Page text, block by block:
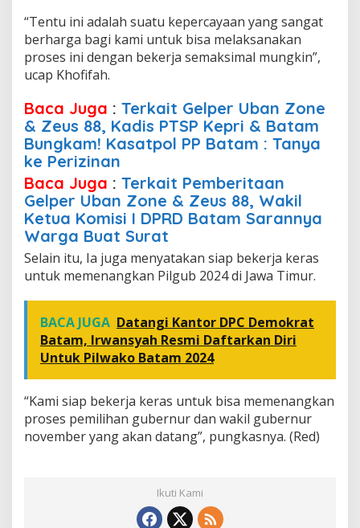
“Tentu ini adalah suatu kepercayaan yang sangat
berharga bagi kami untuk bisa melaksanakan
proses ini dengan bekerja semaksimal mungkin”,
ucap Khofifah.
Baca Juga : Terkait Gelper Uban Zone
& Zeus 88, Kadis PTSP Kepri & Batam
Bungkam! Kasatpol PP Batam : Tanya
ke Perizinan
Baca Juga : Terkait Pemberitaan
Gelper Uban Zone & Zeus 88, Wakil
Ketua Komisi I DPRD Batam Sarannya
Warga Buat Surat
Selain itu, Ia juga menyatakan siap bekerja keras
untuk memenangkan Pilgub 2024 di Jawa Timur.
BACA JUGA Datangi Kantor DPC Demokrat
Batam, Irwansyah Resmi Daftarkan Diri
Untuk Pilwako Batam 2024
“Kami siap bekerja keras untuk bisa memenangkan
proses pemilihan gubernur dan wakil gubernur
november yang akan datang”, pungkasnya. (Red)
Ikuti Kami